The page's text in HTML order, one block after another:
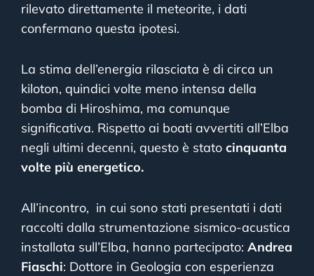
rilevato direttamente il meteorite, i dati
confermano questa ipotesi.
La stima dell’energia rilasciata è di circa un
kiloton, quindici volte meno intensa della
bomba di Hiroshima, ma comunque
significativa. Rispetto ai boati avvertiti all’Elba
negli ultimi decenni, questo è stato cinquanta
volte più energetico.
All’incontro, in cui sono stati presentati i dati
raccolti dalla strumentazione sismico-acustica
installata sull’Elba, hanno partecipato: Andrea
Fiaschi: Dottore in Geologia con esperienza